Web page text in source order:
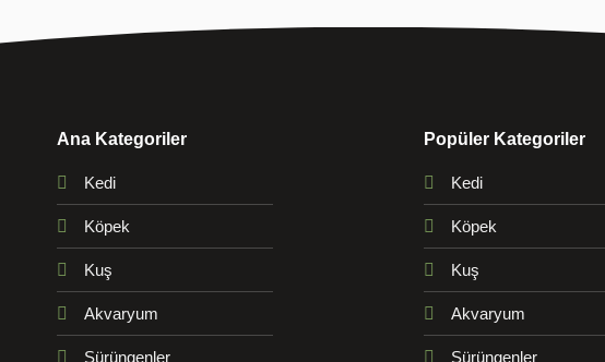
Ana Kategoriler
Kedi
Köpek
Kuş
Akvaryum
Sürüngenler
Popüler Kategoriler
Kedi
Köpek
Kuş
Akvaryum
Sürüngenler